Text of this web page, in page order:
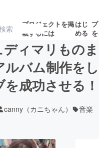
プロジェクトを掲
載するには
はじ
める
注目の新着プロ
ジェクト
募集終了が近
ィマリもの
ルバム制作を
を成功させる！
canny（カニちゃん） 音楽